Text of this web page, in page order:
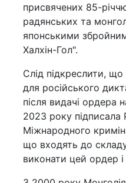
присвячених 85-
радянських та
японськими
Халхін-Гол".
Слід підкреслити,
для російського
після видачі ордера
2023 року підписала
Міжнародного
що входять до
виконати цей ордер